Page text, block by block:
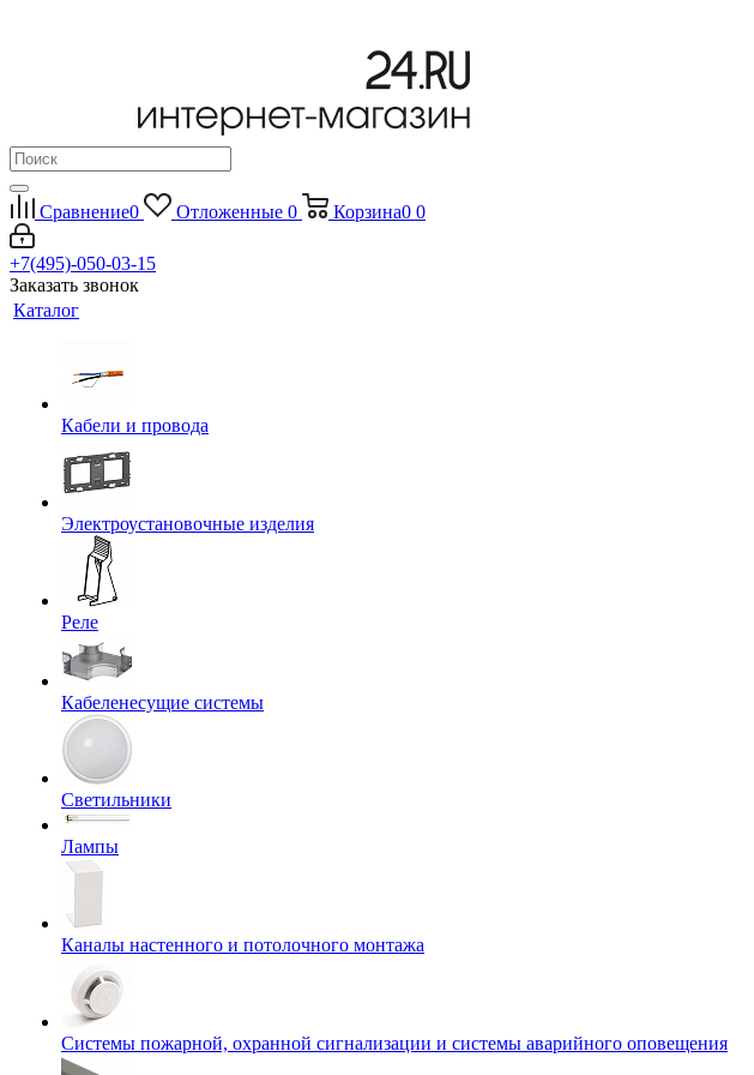
Сравнение0 Отложенные 0 Корзина0 0
+7(495)-050-03-15
Заказать звонок
Каталог
Кабели и провода
Электроустановочные изделия
Реле
Кабеленесущие системы
Светильники
Лампы
Каналы настенного и потолочного монтажа
Системы пожарной, охранной сигнализации и системы аварийного оповещения